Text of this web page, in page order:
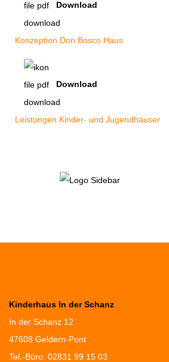
Download
Konzeption Don Bosco Haus
Download
Leistungen Kinder- und Jugendhäuser
Kinderhaus In der Schanz
In der Schanz 12
47608 Geldern-Pont
Tel.-Büro: 02831 99 15 03